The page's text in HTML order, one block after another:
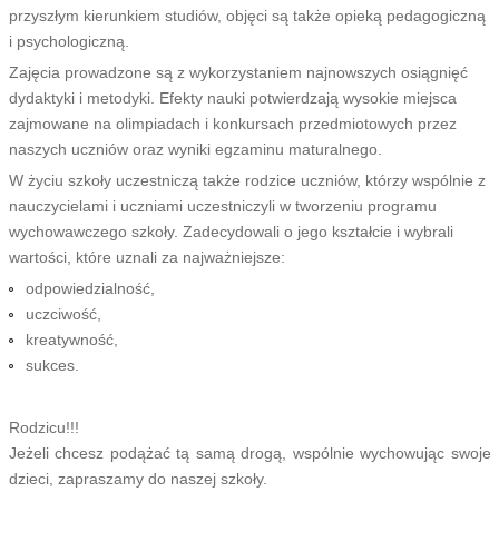
przyszłym kierunkiem studiów, objęci są także opieką pedagogiczną
i psychologiczną.
Zajęcia prowadzone są z wykorzystaniem najnowszych osiągnięć
dydaktyki i metodyki. Efekty nauki potwierdzają wysokie miejsca
zajmowane na olimpiadach i konkursach przedmiotowych przez
naszych uczniów oraz wyniki egzaminu maturalnego.
W życiu szkoły uczestniczą także rodzice uczniów, którzy wspólnie z
nauczycielami i uczniami uczestniczyli w tworzeniu programu
wychowawczego szkoły. Zadecydowali o jego kształcie i wybrali
wartości, które uznali za najważniejsze:
odpowiedzialność,
uczciwość,
kreatywność,
sukces.
Rodzicu!!!
Jeżeli chcesz podążać tą samą drogą, wspólnie wychowując swoje
dzieci, zapraszamy do naszej szkoły.